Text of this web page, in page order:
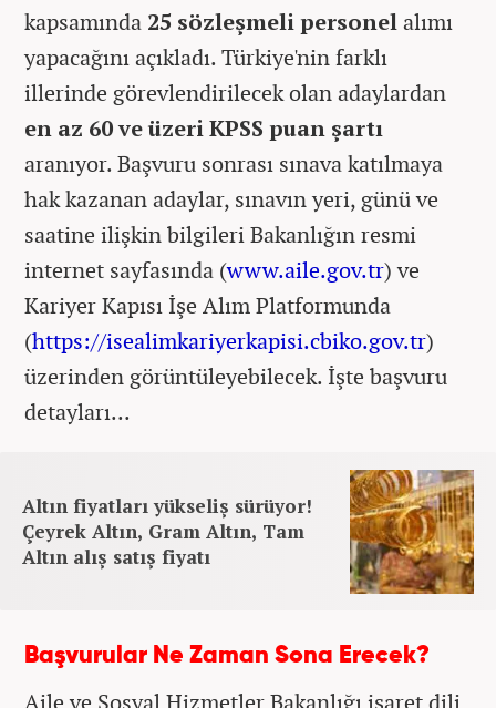
kapsamında 25 sözleşmeli personelalımı
yapacağını açıkladı. Türkiye'nin farklı
illerinde görevlendirilecek olan adaylardan
en az 60 ve üzeri KPSS puan şartı
aranıyor. Başvuru sonrası sınava katılmaya
hak kazanan adaylar, sınavın yeri, günü ve
saatine ilişkin bilgileri Bakanlığın resmi
internet sayfasında (www.aile.gov.tr) ve
Kariyer Kapısı İşe Alım Platformunda
(https://isealimkariyerkapisi.cbiko.gov.tr)
üzerinden görüntüleyebilecek. İşte başvuru
detayları...
Altın fiyatları yükseliş sürüyor!
Çeyrek Altın, Gram Altın, Tam
Altın alış satış fiyatı
Başvurular Ne Zaman Sona Erecek?
Aile ve Sosyal Hizmetler Bakanlığı işaret dili